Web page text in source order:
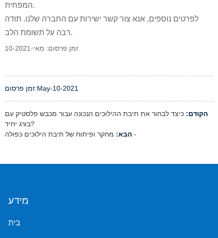
המפחית.
לפרטים נוספים, אנא צור קשר ישירות עם החברה שלנו. תודה
רבה על תשומת הלב.
זמן פרסום: מאי-10-2021
זמן פרסום:May-10-2021
הקודם: כיצד לבחור את תיבת ההילוכים הנכונה עבור מכבש פלסטיק עם
בורג יחיד?
הבא: מחקר ופיתוח של תיבת הילוכים כפולה -
מידע
בית